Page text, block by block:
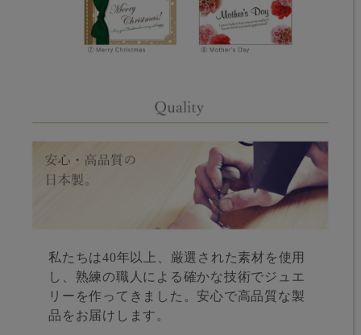
私たちは40年以上、厳選された素材を使用
し、熟練の職人による確かな技術でジュエ
リーを作ってきました。安心で高品質な製
品をお届けします。